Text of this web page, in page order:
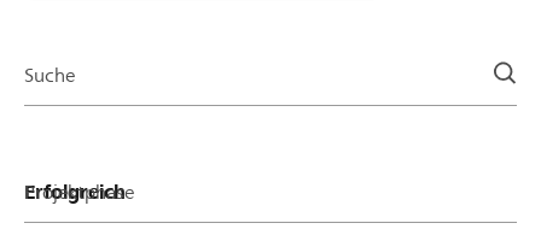
Suche
Projektphase